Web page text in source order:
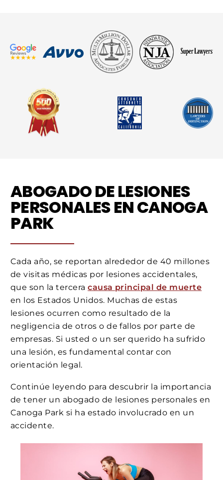
ABOGADO DE LESIONES
PERSONALES EN CANOGA
PARK
Cada año, se reportan alrededor de 40 millones
de visitas médicas por lesiones accidentales,
que son la terceracausa principal de muerte
en los Estados Unidos. Muchas de estas
lesiones ocurren como resultado de la
negligencia de otros o de fallos por parte de
empresas. Si usted o un ser querido ha sufrido
una lesión, es fundamental contar con
orientación legal.
Continúe leyendo para descubrir la importancia
de tener un abogado de lesiones personales en
Canoga Park si ha estado involucrado en un
accidente.